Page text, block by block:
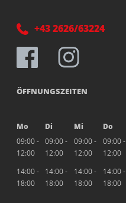
+43 2626/63224
ÖFFNUNGSZEITEN
Mo Di Mi Do
09:00 -
12:00
09:00 -
12:00
09:00 -
12:00
09:00 -
12:00
14:00 -
18:00
14:00 -
18:00
14:00 -
18:00
14:00 -
18:00